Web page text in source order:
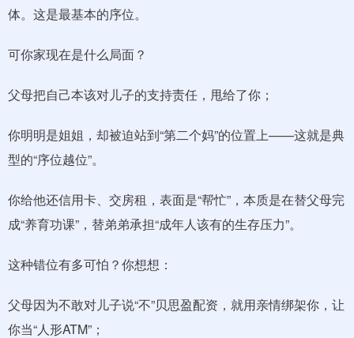
体。这是最基本的序位。
可你家现在是什么局面？
父母把自己本该对儿子的支持责任，甩给了你；
你明明是姐姐，却被迫站到“第二个妈”的位置上——这就是典
型的“序位越位”。
你给他还信用卡、交房租，表面是“帮忙”，本质是在替父母完
成“养育功课”，替弟弟承担“成年人该有的生存压力”。
这种错位有多可怕？你想想：
父母因为不敢对儿子说“不”贝思盈配资，就用亲情绑架你，让
你当“人形ATM”；